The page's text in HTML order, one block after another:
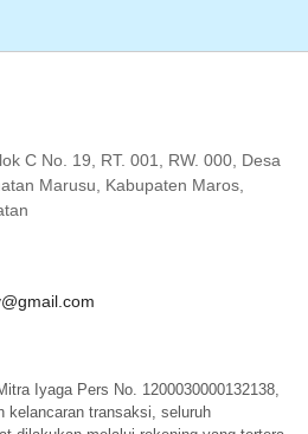
C No. 19, RT. 001, RW. 000, Desa
Marusu, Kabupaten Maros,
Iyaga Pers No. 1200030000132138,
kelancaran transaksi, seluruh